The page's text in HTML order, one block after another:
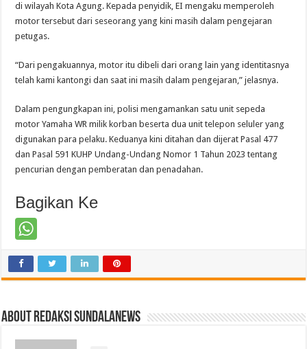
di wilayah Kota Agung. Kepada penyidik, EI mengaku memperoleh
motor tersebut dari seseorang yang kini masih dalam pengejaran
petugas.
“Dari pengakuannya, motor itu dibeli dari orang lain yang identitasnya
telah kami kantongi dan saat ini masih dalam pengejaran,” jelasnya.
Dalam pengungkapan ini, polisi mengamankan satu unit sepeda
motor Yamaha WR milik korban beserta dua unit telepon seluler yang
digunakan para pelaku. Keduanya kini ditahan dan dijerat Pasal 477
dan Pasal 591 KUHP Undang-Undang Nomor 1 Tahun 2023 tentang
pencurian dengan pemberatan dan penadahan.
Bagikan Ke
About Redaksi Sundalanews